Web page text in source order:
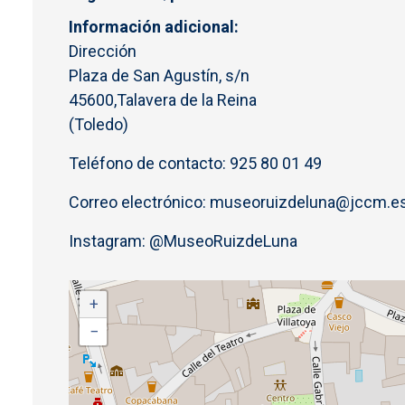
Información adicional
Dirección
Plaza de San Agustín, s/n
45600,Talavera de la Reina
(Toledo)
Teléfono de contacto: 925 80 01 49
Correo electrónico:
Instagram: @MuseoRuizdeLuna
+
−